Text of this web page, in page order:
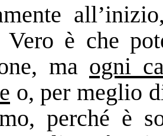
Vero è che
ma ogni
o, per meglio
perché è